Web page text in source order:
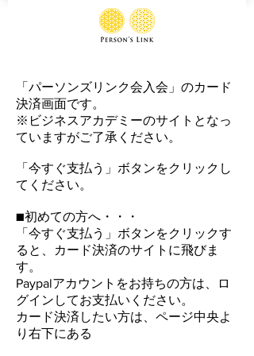
「パーソンズリンク会入会」のカード
決済画面です。
​※ビジネスアカデミーのサイトとなっ
ていますがご了承ください。
「今すぐ支払う」ボタンをクリックし
てください。
■初めての方へ・・・
「今すぐ支払う」ボタンをクリックす
ると、カード決済のサイトに飛びま
す。
Paypalアカウントをお持ちの方は、ロ
グインしてお支払いください。
カード決済したい方は、ページ中央よ
り右下にある